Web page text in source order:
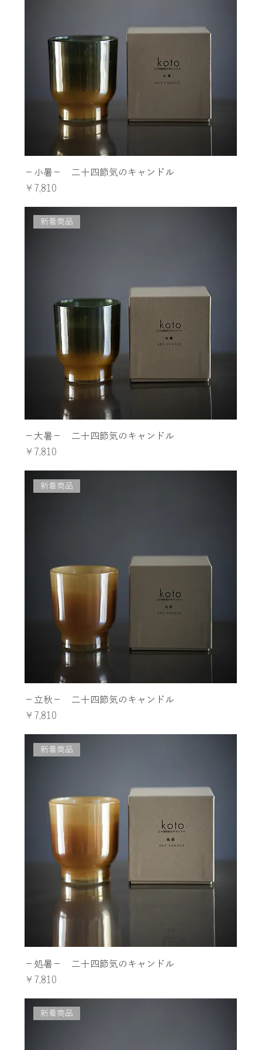
−小暑− 二十四節気のキャンドル
価格
￥7,810
新着商品
−大暑− 二十四節気のキャンドル
価格
￥7,810
新着商品
−立秋− 二十四節気のキャンドル
価格
￥7,810
新着商品
−処暑− 二十四節気のキャンドル
価格
￥7,810
新着商品